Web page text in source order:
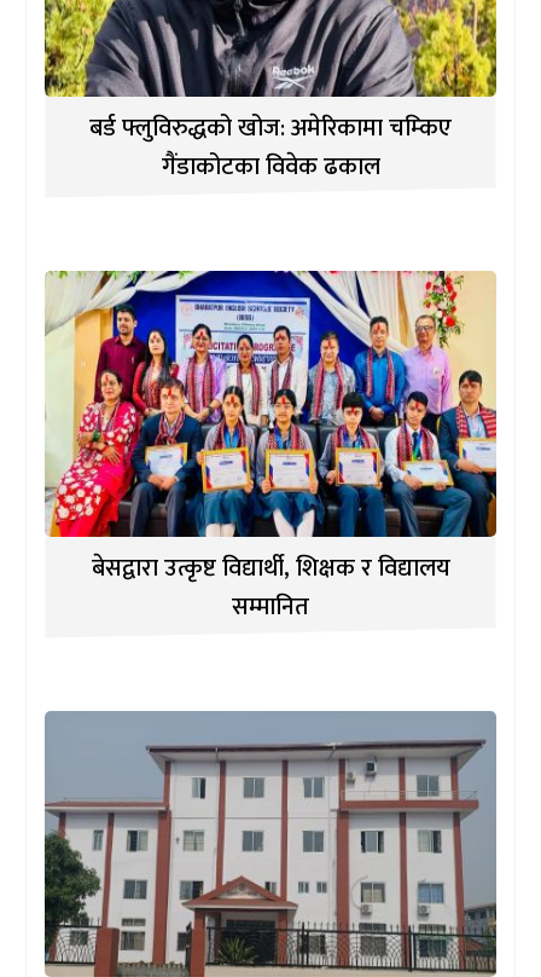
बर्ड फ्लुविरुद्धको खोज: अमेरिकामा चम्किए
गैंडाकोटका विवेक ढकाल
बेसद्वारा उत्कृष्ट विद्यार्थी, शिक्षक र विद्यालय
सम्मानित